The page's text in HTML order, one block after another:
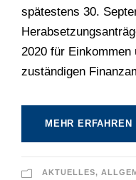
spätestens 30.
2020 für
zuständigen
MEHR ERFAHREN
AKTUELLES,